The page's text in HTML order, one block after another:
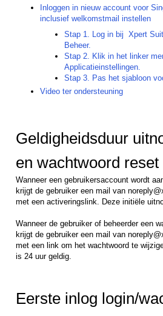
Inloggen in nieuw account voor
inclusief welkomstmail instellen
Stap 1. Log in bij Xpert
Beheer.
Stap 2. Klik in het linker
Applicatieinstellingen.
Stap 3. Pas het sjabloon
Video ter ondersteuning
Geldigheidsduur
en wachtwoord reset
Wanneer een gebruikersaccount wordt
krijgt de gebruiker een mail van
met een activeringslink. Deze initiële
Wanneer de gebruiker of beheerder een
krijgt de gebruiker een mail van
met een link om het wachtwoord te
is 24 uur geldig.
Eerste inlog login/